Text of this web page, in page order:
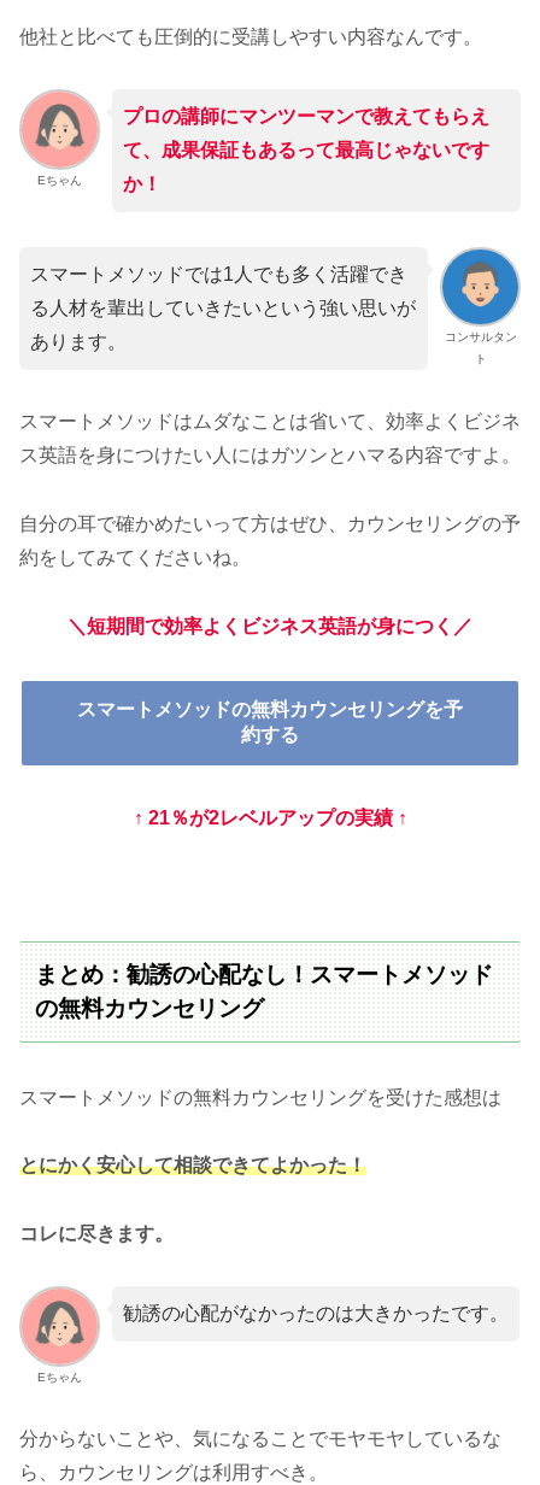
他社と比べても圧倒的に受講しやすい内容なんです。
Eちゃん
プロの講師にマンツーマンで教えてもらえ
て、成果保証もあるって最高じゃないです
か！
コンサルタン
ト
スマートメソッドでは1人でも多く活躍でき
る人材を輩出していきたいという強い思いが
あります。
スマートメソッドはムダなことは省いて、効率よくビジネ
ス英語を身につけたい人にはガツンとハマる内容ですよ。
自分の耳で確かめたいって方はぜひ、カウンセリングの予
約をしてみてくださいね。
＼短期間で効率よくビジネス英語が身につく／
スマートメソッドの無料カウンセリングを予
約する
↑ 21％が2レベルアップの実績 ↑
まとめ：勧誘の心配なし！スマートメソッド
の無料カウンセリング
スマートメソッドの無料カウンセリングを受けた感想は
とにかく安心して相談できてよかった！
コレに尽きます。
Eちゃん
勧誘の心配がなかったのは大きかったです。
分からないことや、気になることでモヤモヤしているな
ら、カウンセリングは利用すべき。